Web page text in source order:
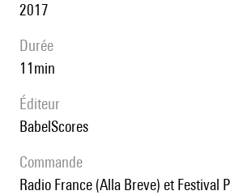
2017
durée
11min
éditeur
BabelScores
Commande
Radio France (Alla Breve) et Festival